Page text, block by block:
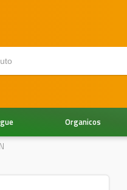
Organicos